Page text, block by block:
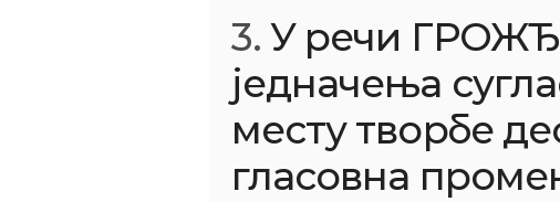
3. У речи
једначења
месту творбе
гласовна